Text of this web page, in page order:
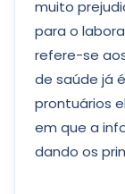
muito
para o
refere-se
de saúde já
prontuários
em que a
dando os